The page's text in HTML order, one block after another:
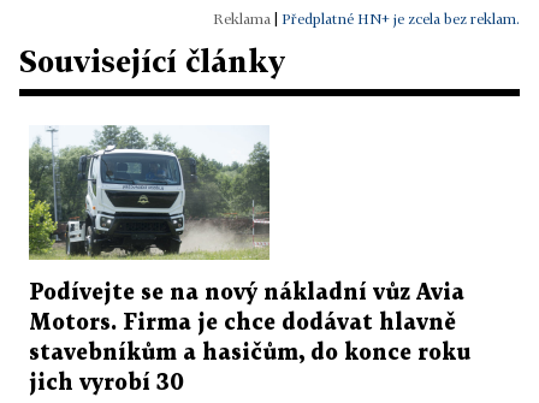
| Předplatné HN+ je zcela bez reklam.
Související články
Podívejte se na nový nákladní vůz Avia
Motors. Firma je chce dodávat hlavně
stavebníkům a hasičům, do konce roku
jich vyrobí 30